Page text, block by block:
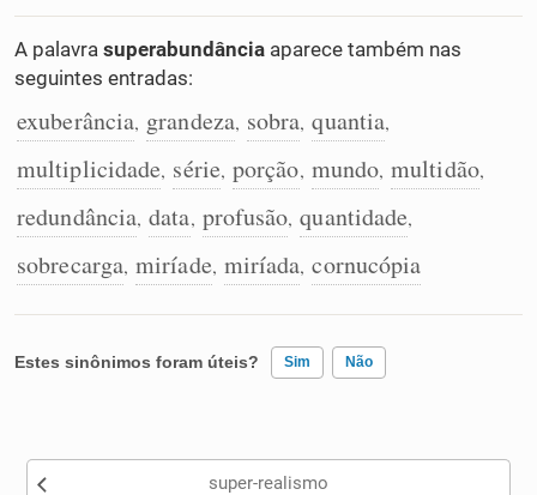
Caça-palavras
Dicionário
Sinônimos
A palavra superabundância aparece também nas
seguintes entradas:
exuberância, grandeza, sobra, quantia,
multiplicidade, série, porção, mundo, multidão,
redundância, data, profusão, quantidade,
sobrecarga, miríade, miríada, cornucópia
Estes sinônimos foram úteis? Sim Não
Nenhum dos sinônimos apresentados me ajudou
super-realismo